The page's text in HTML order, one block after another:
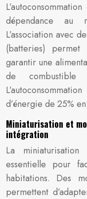
dépendance au
L’association avec
(batteries)
garantir une
de
d’énergie de 25%
Miniaturisation et
intégration
La
essentielle pour
habitations. Des
permettent